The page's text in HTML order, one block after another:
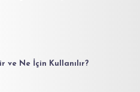
ve Ne İçin Kullanılır?